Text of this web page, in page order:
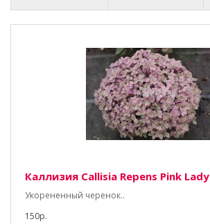
Каллизия Callisia Repens Pink Lady
Укорененный черенок..
150р.